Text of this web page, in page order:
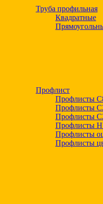
Труба профильная
Квадратные
Профлист
Профлисты
Профлисты
Профлисты
Профлисты
Профлисты
Профлисты